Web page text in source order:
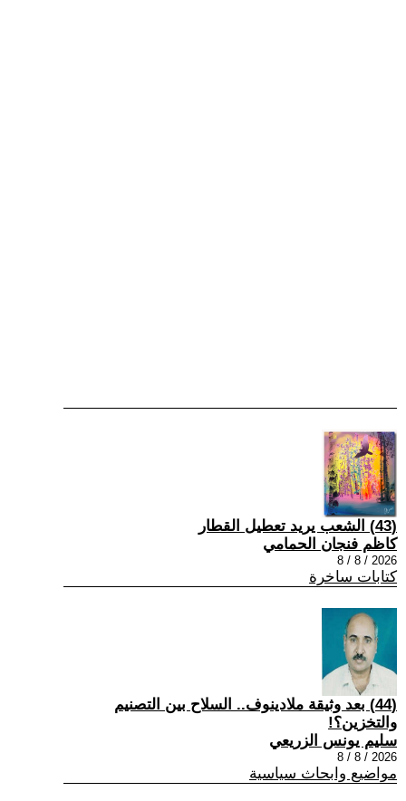
(43) الشعب يريد تعطيل القطار
كاظم فنجان الحمامي
2026 / 8 / 8
كتابات ساخرة
(44) بعد وثيقة ملادينوف.. السلاح بين التصنيم
والتخزين؟!
سليم يونس الزريعي
2026 / 8 / 8
مواضيع وابحاث سياسية